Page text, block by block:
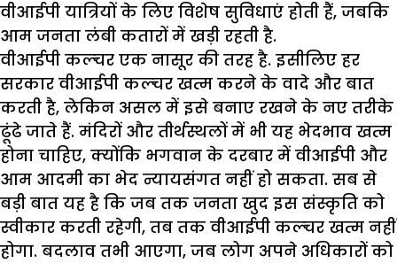
वीआईपी यात्रियों के लिए विशेष सुविधाएं होती हैं, जबकि
आम जनता लंबी कतारों में खड़ी रहती है.
वीआईपी कल्चर एक नासूर की तरह है. इसीलिए हर
सरकार वीआईपी कल्चर खत्म करने के वादे और बात
करती है, लेकिन असल में इसे बनाए रखने के नए तरीके
ढूंढे जाते हैं. मंदिरों और तीर्थस्थलों में भी यह भेदभाव खत्म
होना चाहिए, क्योंकि भगवान के दरबार में वीआईपी और
आम आदमी का भेद न्यायसंगत नहीं हो सकता. सब से
बड़ी बात यह है कि जब तक जनता खुद इस संस्कृति को
स्वीकार करती रहेगी, तब तक वीआईपी कल्चर खत्म नहीं
होगा. बदलाव तभी आएगा, जब लोग अपने अधिकारों को